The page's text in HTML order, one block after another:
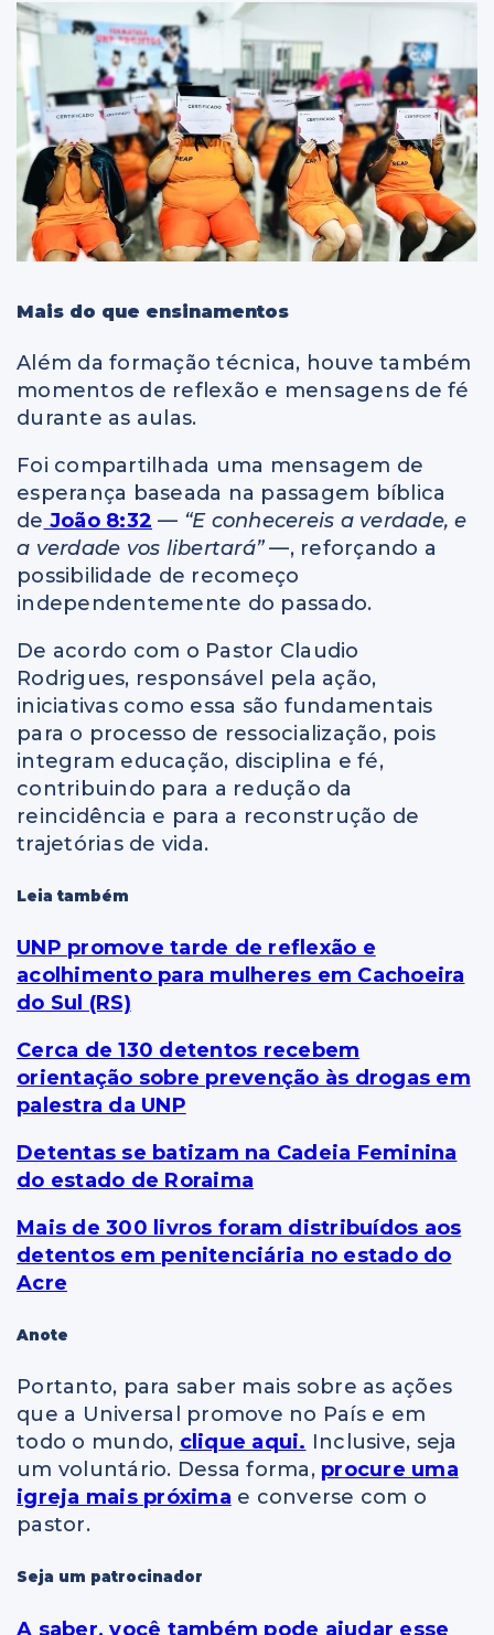
Mais do que ensinamentos
Além da formação técnica, houve também
momentos de reflexão e mensagens de fé
durante as aulas.
Foi compartilhada uma mensagem de
esperança baseada na passagem bíblica
de João 8:32 — “E conhecereis a verdade, e
a verdade vos libertará”—, reforçando a
possibilidade de recomeço
independentemente do passado.
De acordo com o Pastor Claudio
Rodrigues, responsável pela ação,
iniciativas como essa são fundamentais
para o processo de ressocialização, pois
integram educação, disciplina e fé,
contribuindo para a redução da
reincidência e para a reconstrução de
trajetórias de vida.
Leia também
UNP promove tarde de reflexão e
acolhimento para mulheres em Cachoeira
do Sul (RS)
Cerca de 130 detentos recebem
orientação sobre prevenção às drogas em
palestra da UNP
Detentas se batizam na Cadeia Feminina
do estado de Roraima
Mais de 300 livros foram distribuídos aos
detentos em penitenciária no estado do
Acre
Anote
Portanto, para saber mais sobre as ações
que a Universal promove no País e em
todo o mundo, clique aqui. Inclusive, seja
um voluntário. Dessa forma, procure uma
igreja mais próxima e converse com o
pastor.
Seja um patrocinador
A saber, você também pode ajudar esse